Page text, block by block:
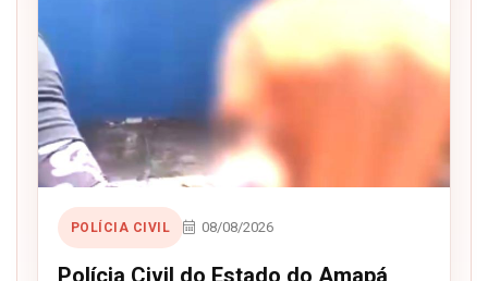
POLÍCIA CIVIL 08/08/2026
Polícia Civil do Estado do Amapá